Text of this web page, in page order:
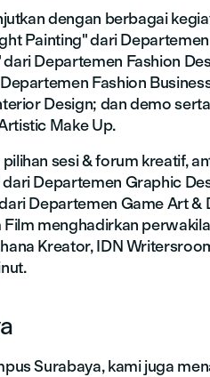
dengan berbagai
Painting" dari
Departemen Fashion
Fashion
Design; dan demo
Make Up.
sesi & forum kreatif,
Departemen Graphic
Departemen Game Art &
menghadirkan
Kreator, IDN
Surabaya, kami juga